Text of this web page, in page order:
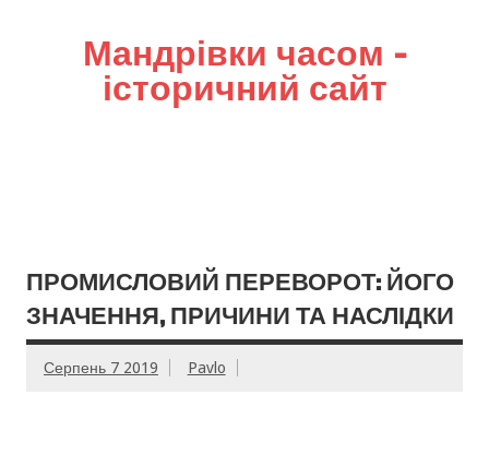
Мандрівки часом –
історичний сайт
ПРОМИСЛОВИЙ ПЕРЕВОРОТ: ЙОГО
ЗНАЧЕННЯ, ПРИЧИНИ ТА НАСЛІДКИ
Серпень 7 2019 Pavlo